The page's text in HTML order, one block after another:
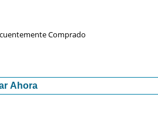
Comprado
Ahora